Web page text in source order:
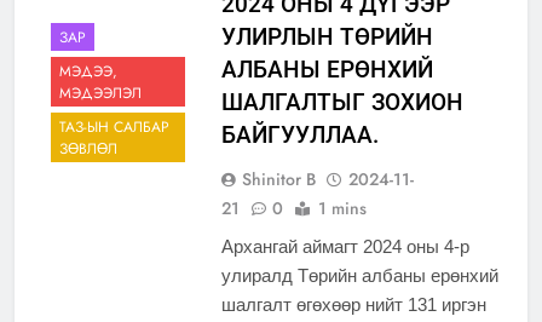
ЗАР
МЭДЭЭ,
МЭДЭЭЛЭЛ
ТАЗ-ЫН САЛБАР
ЗӨВЛӨЛ
УЛИРЛЫН ТӨРИЙН
АЛБАНЫ ЕРӨНХИЙ
ШАЛГАЛТЫГ ЗОХИОН
БАЙГУУЛЛАА.
Shinitor B
2024-11-
21
0 1 mins
Архангай аймагт 2024 оны 4-р
улиралд Төрийн албаны ерөнхий
шалгалт өгөхөөр нийт 131 иргэн